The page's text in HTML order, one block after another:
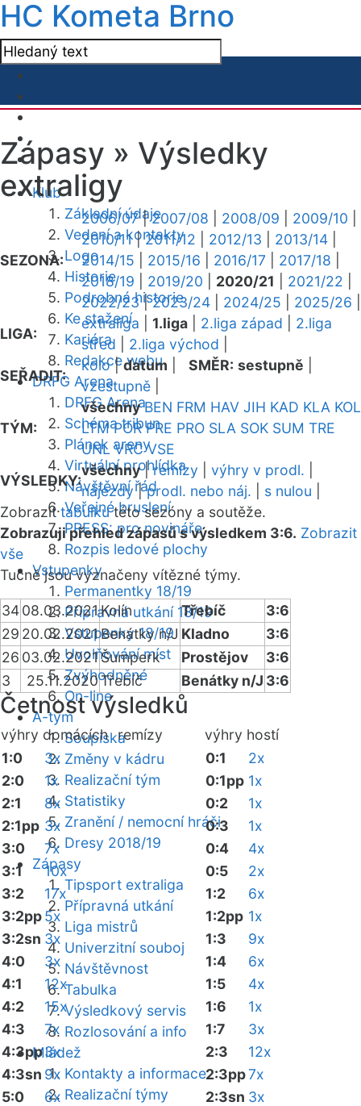
HC Kometa Brno
Klub
Základní údaje
Vedení a kontakty
Logo
Historie
Podrobná historie
Ke stažení
Kariéra
Redakce webu
DRFG Arena
DRFG Arena
Schéma tribun
Plánek areny
Virtuální prohlídka
Návštěvní řád
Veřejné bruslení
PRESS: pro novináře
Rozpis ledové plochy
Vstupenky
Permanentky 18/19
Přípravná utkání 18/19
Vstupenky 18/19
Uvolňování míst
Zvýhodněné
On-line
A-tým
Soupiska
Změny v kádru
Realizační tým
Statistiky
Zranění / nemocní hráči
Dresy 2018/19
Zápasy
Tipsport extraliga
Přípravná utkání
Liga mistrů
Univerzitní souboj
Návštěvnost
Tabulka
Výsledkový servis
Rozlosování a info
Mládež
Kontakty a informace
Realizační týmy
Zápasy » Výsledky
extraligy
SEZONA:
2006/07|2007/08 2008/09 2009/10
2010/11|2011/12 2012/13 2013/14
2014/15
2015/16 2016/17 2017/18
2018/19
2019/20 2020/21 2021/22
2022/23|2023/24 2024/25 2025/26
LIGA:
extraliga 1.liga 2.liga západ
2.liga
střed
2.liga východ
SEŘADIT:
kolo|datum SMĚR: sestupně
vzestupně
TÝM:
všechny BEN FRM HAV JIH KAD KLA KOL
LTM POR PRE PRO SLA SOK SUM TRE
UNL VRC VSE
VÝSLEDKY:
všechny|remízy výhry v prodl.
nájezdy|prodl. nebo náj. s nulou
Zobrazittabulkutéto sezóny a soutěže.
Zobrazuji přehled zápasů s výsledkem 3:6. Zobrazit
vše
Tučně jsou vyznačeny vítězné týmy.
3408.03.2021Kolín Třebíč
3:6
29 20.02.2021Benátky n/J Kladno
3:6
26 03.02.2021Šumperk Prostějov
3:6
3
25.11.2020Třebíč Benátky n/J 3:6
Četnost výsledků
výhry domácíchremízy výhry hostí
1:0
3x
2:0
1x
2:1
8x
2:1pp 3x
3:0
7x
3:1
10x
3:2
17x
3:2pp5x
3:2sn 3x
4:0
3x
4:1
12x
4:2
15x
4:3
7x
4:3pp3x
4:3sn 9x
5:0
6x
0:1
2x
0:1pp 1x
0:2
1x
0:3
1x
0:4
4x
0:5
2x
1:2
6x
1:2pp 1x
1:3
9x
1:4
6x
1:5
4x
1:6
1x
1:7
3x
2:3
12x
2:3pp7x
2:3sn 3x